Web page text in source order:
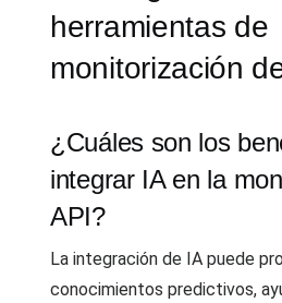
herramientas de
monitorización
¿Cuáles son los
integrar IA en la
API?
La integración de IA puede
conocimientos predictivos,